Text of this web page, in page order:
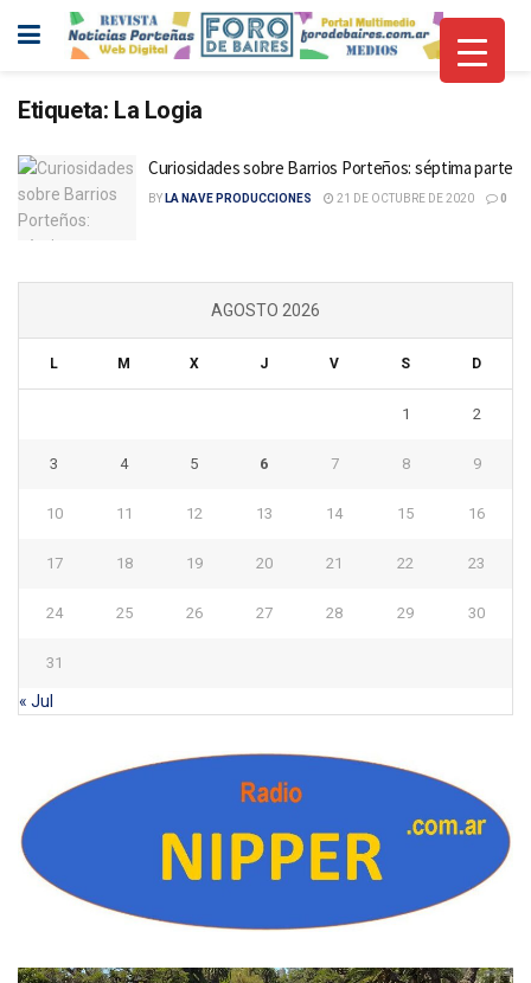
Etiqueta: La Logia
Curiosidades sobre Barrios Porteños: séptima parte
BY LA NAVE PRODUCCIONES 21 DE OCTUBRE DE 2020 0
AGOSTO 2026
L M X J V S D
1 2
3 4 5 6 7 8 9
10 11 12 13 14 15 16
17 18 19 20 21 22 23
24 25 26 27 28 29 30
31
« Jul